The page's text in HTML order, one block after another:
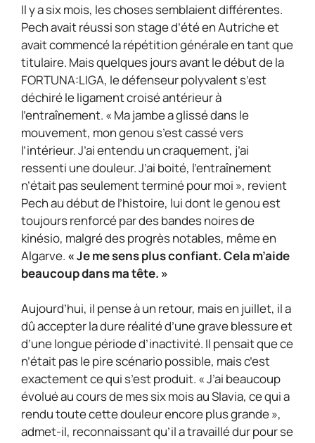
Il y a six mois, les choses semblaient différentes.
Pech avait réussi son stage d’été en Autriche et
avait commencé la répétition générale en tant que
titulaire. Mais quelques jours avant le début de la
FORTUNA:LIGA, le défenseur polyvalent s’est
déchiré le ligament croisé antérieur à
l’entraînement. « Ma jambe a glissé dans le
mouvement, mon genou s’est cassé vers
l’intérieur. J’ai entendu un craquement, j’ai
ressenti une douleur. J’ai boité, l’entraînement
n’était pas seulement terminé pour moi », revient
Pech au début de l’histoire, lui dont le genou est
toujours renforcé par des bandes noires de
kinésio, malgré des progrès notables, même en
Algarve. « Je me sens plus confiant. Cela m’aide
beaucoup dans ma tête. »
Aujourd’hui, il pense à un retour, mais en juillet, il a
dû accepter la dure réalité d’une grave blessure et
d’une longue période d’inactivité. Il pensait que ce
n’était pas le pire scénario possible, mais c’est
exactement ce qui s’est produit. « J’ai beaucoup
évolué au cours de mes six mois au Slavia, ce qui a
rendu toute cette douleur encore plus grande »,
admet-il, reconnaissant qu’il a travaillé dur pour se